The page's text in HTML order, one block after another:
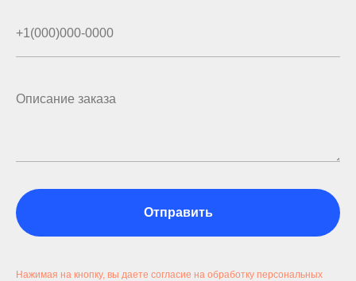
Отправить
Нажимая на кнопку, вы даете согласие на обработку персональных